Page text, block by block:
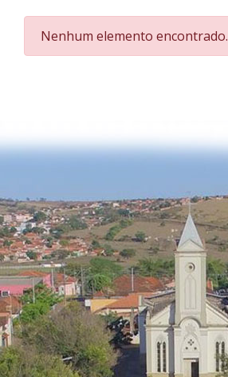
Nenhum elemento encontrado.